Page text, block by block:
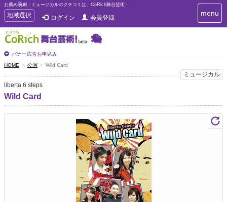
お薦め演劇・ミュージカルのクチコミは、CoRich舞台芸術！
T
o
g
g
e
n
a
v
i
g
地域選択 ログイン 会員登録
バナー広告お申込み
T
o
n
i
g
menu
HOME 公演 Wild Card
ミュージカル
liberta 6 steps
Wild Card